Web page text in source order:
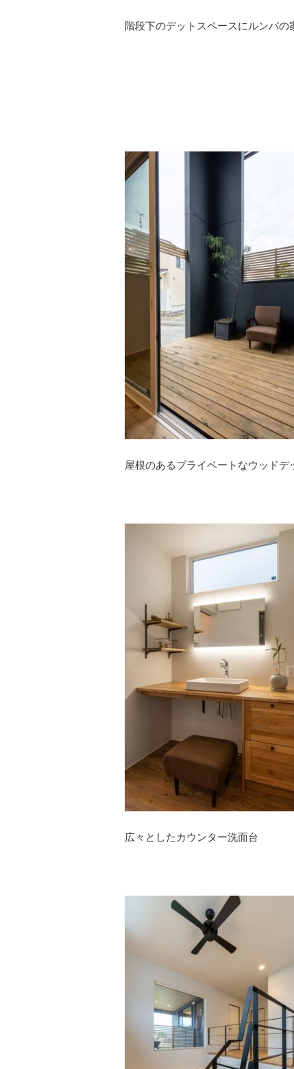
階段下のデットスペースにルンバの
屋根のあるプライベートなウッドデ
広々としたカウンター洗面台